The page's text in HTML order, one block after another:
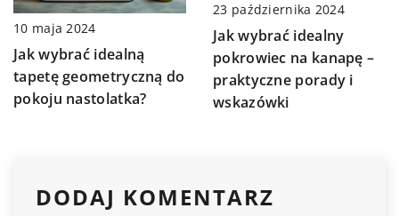
10 maja 2024
Jak wybrać idealną
tapetę geometryczną do
pokoju nastolatka?
23 października 2024
Jak wybrać idealny
pokrowiec na kanapę –
praktyczne porady i
wskazówki
DODAJ KOMENTARZ